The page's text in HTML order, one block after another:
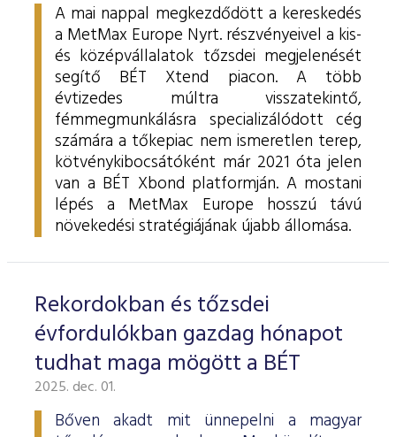
A mai nappal megkezdődött a kereskedés
a MetMax Europe Nyrt. részvényeivel a kis-
és középvállalatok tőzsdei megjelenését
segítő BÉT Xtend piacon. A több
évtizedes múltra visszatekintő,
fémmegmunkálásra specializálódott cég
számára a tőkepiac nem ismeretlen terep,
kötvénykibocsátóként már 2021 óta jelen
van a BÉT Xbond platformján. A mostani
lépés a MetMax Europe hosszú távú
növekedési stratégiájának újabb állomása.
Rekordokban és tőzsdei
évfordulókban gazdag hónapot
tudhat maga mögött a BÉT
2025. dec. 01.
Bőven akadt mit ünnepelni a magyar